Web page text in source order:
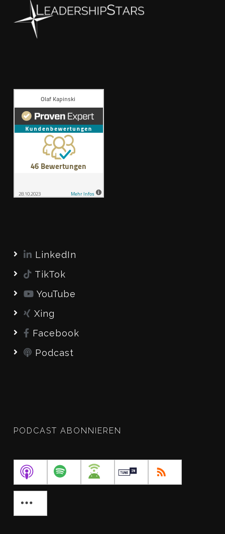
LinkedIn
TikTok
YouTube
Xing
Facebook
Podcast
PODCAST ABONNIEREN